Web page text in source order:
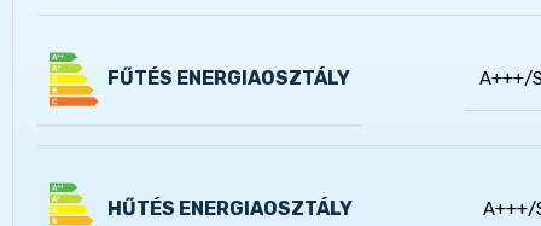
FŰTÉS ENERGIAOSZTÁLY A+++/
HŰTÉS ENERGIAOSZTÁLY A+++/